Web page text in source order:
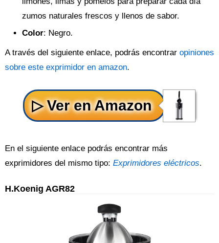
zumos naturales frescos y llenos de sabor.
Color: Negro.
A través del siguiente enlace, podrás encontrar opiniones
sobre este exprimidor en amazon.
En el siguiente enlace podrás encontrar más
exprimidores del mismo tipo: Exprimidores eléctricos.
H.Koenig AGR82